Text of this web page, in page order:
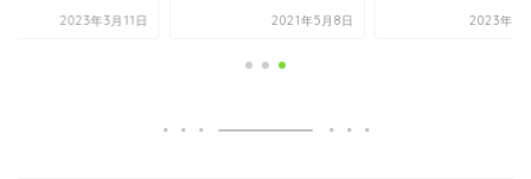
2023年3月11日 2021年5月8日 2023年8